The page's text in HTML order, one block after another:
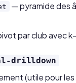
— pyramide des
par club avec
drilldown
(utile pour